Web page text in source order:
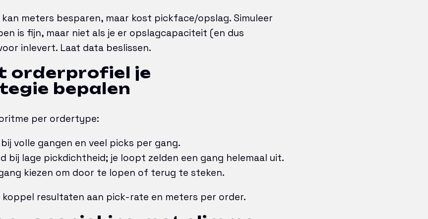
meters besparen, maar kost pickface/opslag. Simuleer
is fijn, maar niet als je er opslagcapaciteit (en dus
inlevert. Laat data beslissen.
orderprofiel je
bepalen
per ordertype:
volle gangen en veel picks per gang.
bij lage pickdichtheid; je loopt zelden een gang helemaal uit.
kiezen om door te lopen of terug te steken.
koppel resultaten aan pick-rate en meters per order.